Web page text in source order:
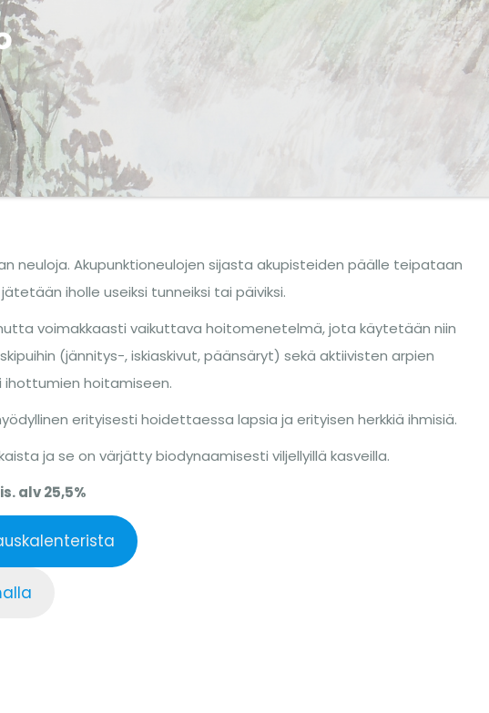
neuloja. Akupunktioneulojen sijasta akupisteiden päälle teipataan
iholle useiksi tunneiksi tai päiviksi.
voimakkaasti vaikuttava hoitomenetelmä, jota käytetään niin
(jännitys-, iskiaskivut, päänsäryt) sekä aktiivisten arpien
hoitamiseen.
erityisesti hoidettaessa lapsia ja erityisen herkkiä ihmisiä.
ja se on värjätty biodynaamisesti viljellyillä kasveilla.
alv 25,5%